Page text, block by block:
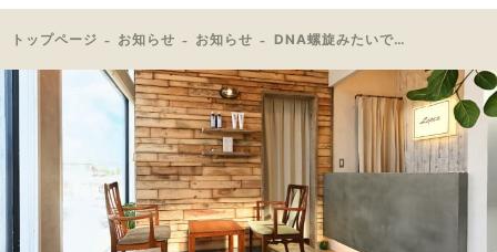
トップページ お知らせ お知らせ DNA螺旋みたいですね